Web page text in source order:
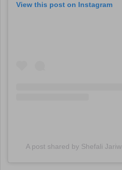
View this post on Instagram
A post shared by Shefali